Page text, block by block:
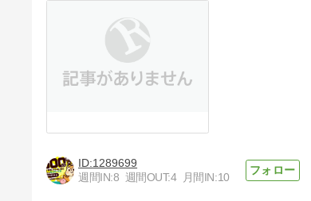
1289699
週間IN:8 週間OUT:4 月間IN:10